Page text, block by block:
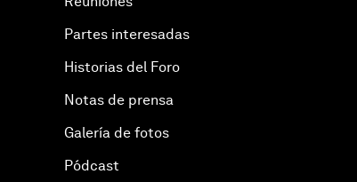
Partes interesadas
Historias del Foro
Notas de prensa
Galería de fotos
Pódcast